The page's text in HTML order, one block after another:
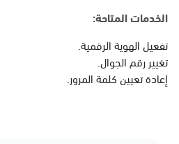
الخدمات المتاحة:
تفعيل الهوية الرقمية.
تغيير رقم الجوال.
إعادة تعيين كلمة المرور.